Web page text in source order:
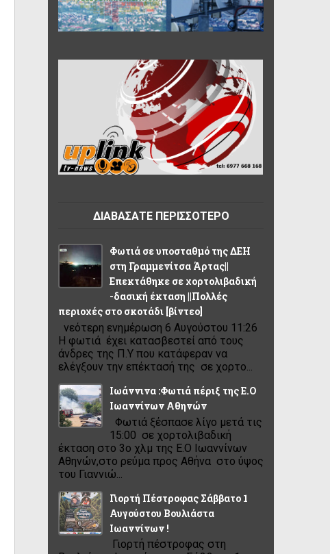
ΔΙΑΒΑΣΑΤΕ ΠΕΡΙΣΣΟΤΕΡΟ
Φωτιά σε υποσταθμό της ΔΕΗ
στη Γραμμενίτσα Άρτας||
Επεκτάθηκε σε χορτολιβαδική
-δασική έκταση ||Πολλές
περιοχές στο σκοτάδι [βίντεο]
νεότερη ενημέρωση 6 Αυγούστου 11:26
Η φωτιά έχει κατασβεστεί από τους
άνδρες της Π.Υ που κατάφεραν να
ελέγξουν την επέκτασή της σε χορτο...
Ιωάννινα :Φωτιά πέριξ της Ε.Ο
Ιωαννίνων Αθηνών
Φωτιά ξέσπασε λίγο μετά τις
15:00 σε χορτολιβαδική
έκταση στο 3ο χλμ της Ε.Ο Ιωαννίνων
Αθηνών,στο ρεύμα προς Αθήνα στο ύψος
του Γιαννιώ...
Γιορτή Πέστροφας Σάββατο 1
Αυγούστου Βουλιάστα
Ιωαννίνων !
Γιορτή πέστροφας στη